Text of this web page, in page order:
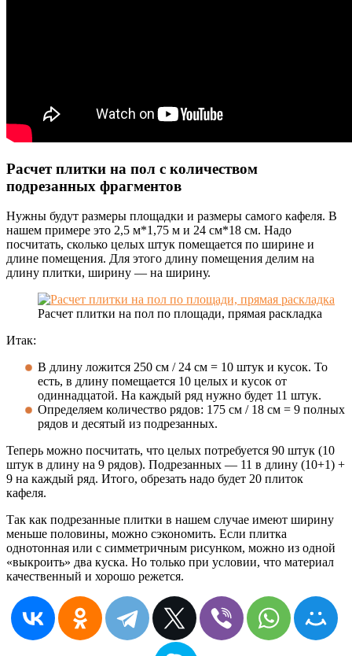
Расчет плитки на пол с количеством
подрезанных фрагментов
Нужны будут размеры площадки и размеры самого кафеля. В
нашем примере это 2,5 м*1,75 м и 24 см*18 см. Надо
посчитать, сколько целых штук помещается по ширине и
длине помещения. Для этого длину помещения делим на
длину плитки, ширину — на ширину.
Расчет плитки на пол по площади, прямая раскладка
Итак:
В длину ложится 250 см / 24 см = 10 штук и кусок. То
есть, в длину помещается 10 целых и кусок от
одиннадцатой. На каждый ряд нужно будет 11 штук.
Определяем количество рядов: 175 см / 18 см = 9 полных
рядов и десятый из подрезанных.
Теперь можно посчитать, что целых потребуется 90 штук (10
штук в длину на 9 рядов). Подрезанных — 11 в длину (10+1) +
9 на каждый ряд. Итого, обрезать надо будет 20 плиток
кафеля.
Так как подрезанные плитки в нашем случае имеют ширину
меньше половины, можно сэкономить. Если плитка
однотонная или с симметричным рисунком, можно из одной
«выкроить» два куска. Но только при условии, что материал
качественный и хорошо режется.